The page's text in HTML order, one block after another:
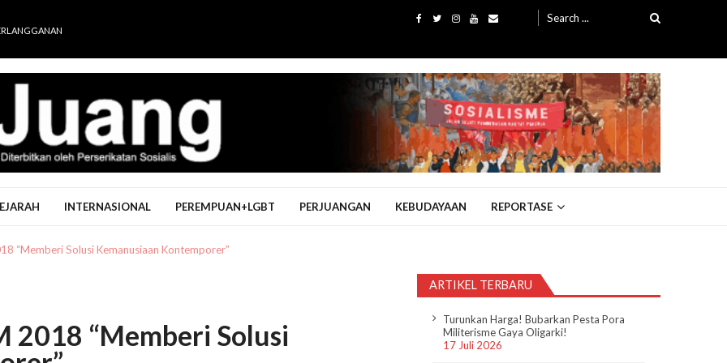
for:
INTERNASIONAL PEREMPUAN+LGBT PERJUANGAN KEBUDAYAAN REPORTASE
“Memberi Solusi Kemanusiaan Kontemporer”
2018 “Memberi Solusi
ARTIKEL TERBARU
Turunkan Harga! Bubarkan Pesta Pora
Militerisme Gaya Oligarki!
17 Juli 2026